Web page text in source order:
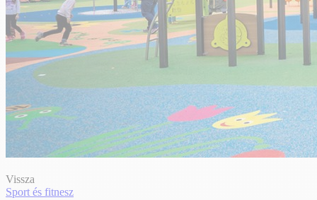
Vissza
Sport és fitnesz